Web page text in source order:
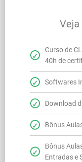
Veja
Curso de
40h de
Softwares
Download
Bônus
Bônus
Entradas e